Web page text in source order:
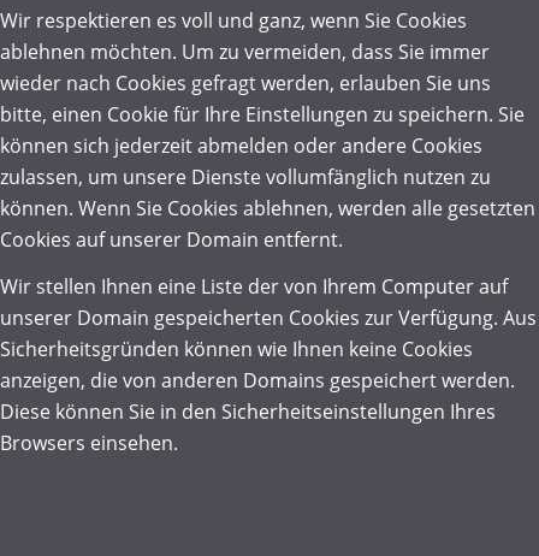
Wir respektieren es voll und ganz, wenn Sie Cookies
ablehnen möchten. Um zu vermeiden, dass Sie immer
wieder nach Cookies gefragt werden, erlauben Sie uns
bitte, einen Cookie für Ihre Einstellungen zu speichern. Sie
können sich jederzeit abmelden oder andere Cookies
zulassen, um unsere Dienste vollumfänglich nutzen zu
können. Wenn Sie Cookies ablehnen, werden alle gesetzten
Cookies auf unserer Domain entfernt.
Wir stellen Ihnen eine Liste der von Ihrem Computer auf
unserer Domain gespeicherten Cookies zur Verfügung. Aus
Sicherheitsgründen können wie Ihnen keine Cookies
anzeigen, die von anderen Domains gespeichert werden.
Diese können Sie in den Sicherheitseinstellungen Ihres
Browsers einsehen.